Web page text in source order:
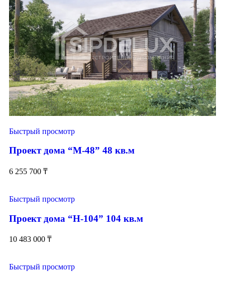
Быстрый просмотр
Проект дома “М-48” 48 кв.м
6 255 700 ₸
Быстрый просмотр
Проект дома “Н-104” 104 кв.м
10 483 000 ₸
Быстрый просмотр